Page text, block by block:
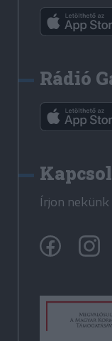
Rádió
Írjon nekünk